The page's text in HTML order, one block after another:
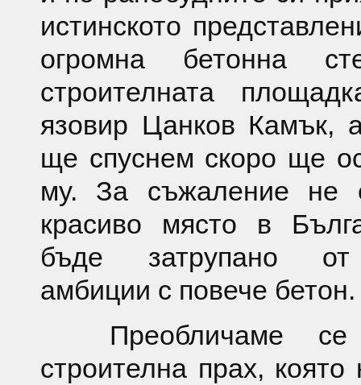
истинското
огромна бетонна
строителната
язовир Цанков Камък,
ще спуснем скоро ще
му. За съжаление не
красиво място в
бъде затрупано от
амбиции с повече бетон.
Преобличаме се
строителна прах,